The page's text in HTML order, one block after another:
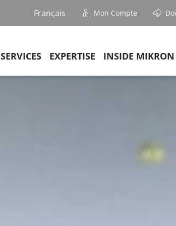
Français Mon Compte
SERVICES EXPERTISE INSIDE